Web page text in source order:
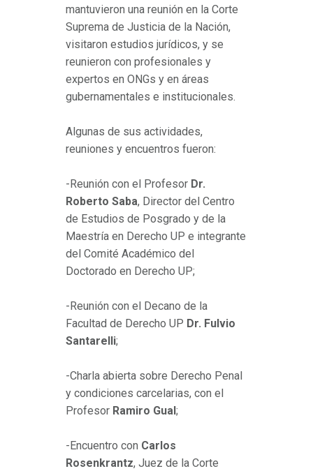
mantuvieron una reunión en la Corte
Suprema de Justicia de la Nación,
visitaron estudios jurídicos, y se
reunieron con profesionales y
expertos en ONGs y en áreas
gubernamentales e institucionales.
Algunas de sus actividades,
reuniones y encuentros fueron:
-Reunión con el Profesor Dr.
Roberto Saba, Director del Centro
de Estudios de Posgrado y de la
Maestría en Derecho UP e integrante
del Comité Académico del
Doctorado en Derecho UP;
-Reunión con el Decano de la
Facultad de Derecho UP Dr. Fulvio
Santarelli;
-Charla abierta sobre Derecho Penal
y condiciones carcelarias, con el
Profesor Ramiro Gual;
-Encuentro con Carlos
Rosenkrantz, Juez de la Corte